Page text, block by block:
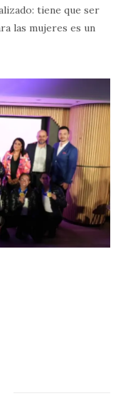
tiene que ser
las mujeres es un